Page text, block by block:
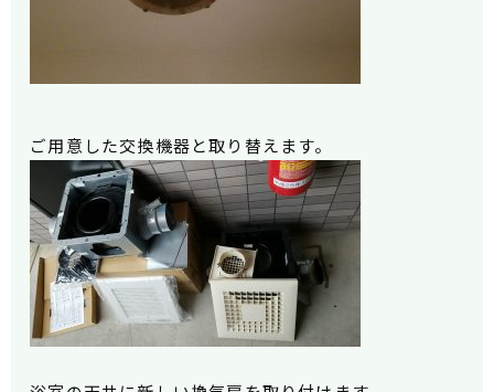
ご用意した交換機器と取り替えます。